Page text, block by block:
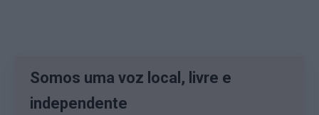
Somos uma voz local, livre e
independente